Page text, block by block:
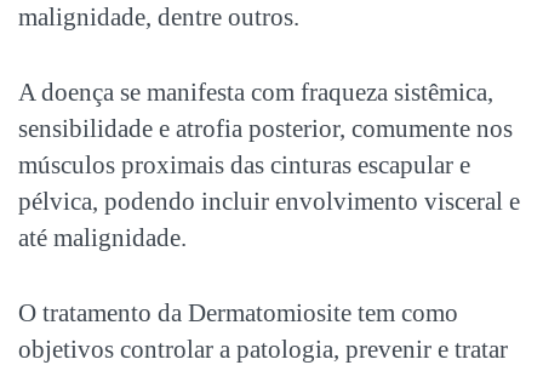
malignidade, dentre outros.
A doença se manifesta com fraqueza sistêmica,
sensibilidade e atrofia posterior, comumente nos
músculos proximais das cinturas escapular e
pélvica, podendo incluir envolvimento visceral e
até malignidade.
O tratamento da Dermatomiosite tem como
objetivos controlar a patologia, prevenir e tratar